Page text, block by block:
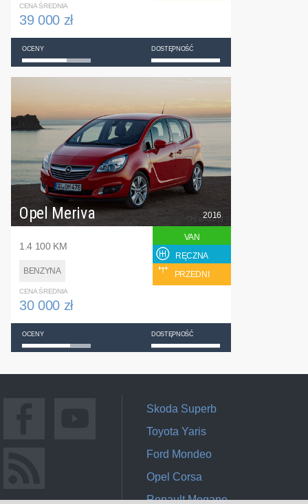
CENA ŚREDNIA
39 000 zł
OCENY DOSTĘPNOŚĆ
Opel Meriva
1.4 100 KM
BENZYNA
2016
VAN
RĘCZNA
PRZEDNI
CENA ŚREDNIA
30 000 zł
OCENY DOSTĘPNOŚĆ
Skoda Superb
Toyota Yaris
Ford Mondeo
Opel Corsa
Renault Megane